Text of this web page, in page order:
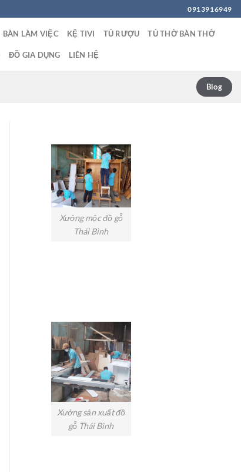
0913916949
BÀN LÀM VIỆC KỆ TIVI TỦ RƯỢU TỦ THỜ BÀN THỜ
ĐỒ GIA DỤNG LIÊN HỆ
Blog
Xưởng mộc đồ gỗ
Thái Bình
Xưởng sản xuất đồ
gỗ Thái Bình